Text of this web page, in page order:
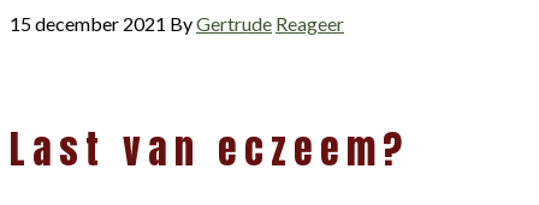
15 december 2021 ByGertrude Reageer
Interacties
Last van eczeem?